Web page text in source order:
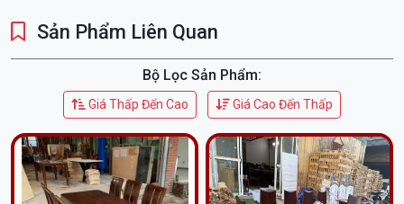
Sản Phẩm Liên Quan
Bộ Lọc Sản Phẩm:
Giá Thấp Đến Cao Giá Cao Đến Thấp